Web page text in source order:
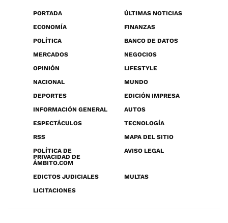
PORTADA
ÚLTIMAS NOTICIAS
ECONOMÍA
FINANZAS
POLÍTICA
BANCO DE DATOS
MERCADOS
NEGOCIOS
OPINIÓN
LIFESTYLE
NACIONAL
MUNDO
DEPORTES
EDICIÓN IMPRESA
INFORMACIÓN GENERAL
AUTOS
ESPECTÁCULOS
TECNOLOGÍA
RSS
MAPA DEL SITIO
POLÍTICA DE
PRIVACIDAD DE
ÁMBITO.COM
AVISO LEGAL
EDICTOS JUDICIALES
MULTAS
LICITACIONES